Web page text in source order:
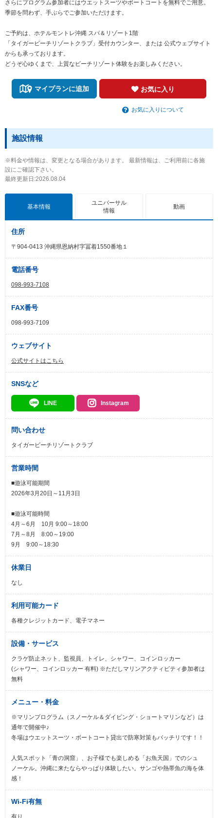
さらにプログラム参加者にはウエットスーツやボートコートを無料でご用意。
季節を問わず、手ぶらでご参加いただけます。
ご予約は、ホテルモントレ沖縄 スパ＆リゾート1階
「タイガービーチリゾートクラブ」受付カウンター、または 公式ウェブサイト
からも承っております。
どうぞ心ゆくまで、上質なビーチリゾート体験をお楽しみください。
マイプランに追加 お気に入り
お気に入りについて
施設情報
※料金や情報は、変更となる場合があります。 最新情報は、ご利用前に各施
設にご確認下さい。
最終更新日:2026.08.04
基本情報
ユニバーサル
情報
動画
住所
〒904-0413 沖縄県恩納村字冨着1550番地１
電話番号
098-993-7108
FAX番号
098-993-7109
ウェブサイト
公式サイトはこちら
SNSなど
LINE Instagram
問い合わせ
タイガービーチリゾートクラブ
営業時間
■遊泳可能期間
2026年3月20日～11月3日
■遊泳可能時間
4月～6月 10月 9:00～18:00
7月～8月 8:00～19:00
9月 9:00～18:30
休業日
なし
利用可能カード
各種クレジットカード、電子マネー
設備・サービス
クラゲ防止ネット、監視員、トイレ、シャワー、コインロッカー
(シャワー、コインロッカー 有料) ※ただしマリンアクティビティ参加者は
無料
メニュー・料金
※マリンプログラム（スノーケル＆ダイビング・ショートマリンなど）は
通年で開催中♪
冬場はウエットスーツ・ボートコート貸出で防寒対策もバッチリです！！
人気スポット「青の洞窟」、お子様でも楽しめる「お魚天国」でのシュ
ノーケル。沖縄に来たならやっぱり体験したい。サンゴや熱帯魚の海を体
感！
Wi-Fi有無
有り